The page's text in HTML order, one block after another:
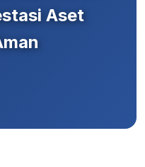
Aset